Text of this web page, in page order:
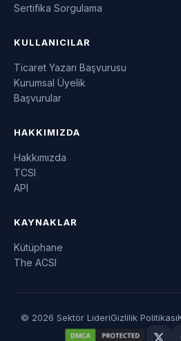
Sertifika Sorgulama
KULLANICILAR
Ticaret Yazarı Başvurusu
Kurumsal Üyelik
Başvurular
HAKKIMIZDA
Hakkımızda
TCSI
API
KAYNAKLAR
Kütüphane
The ACSI
© 2026 Sektör LideriGizlilik Politikası